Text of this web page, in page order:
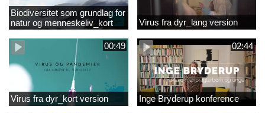
Biodiversitet som grundlag for
natur og menneskeliv_kort
version
Virus fra dyr_lang version
00:49
Virus fra dyr_kort version
02:44
Inge Bryderup konference